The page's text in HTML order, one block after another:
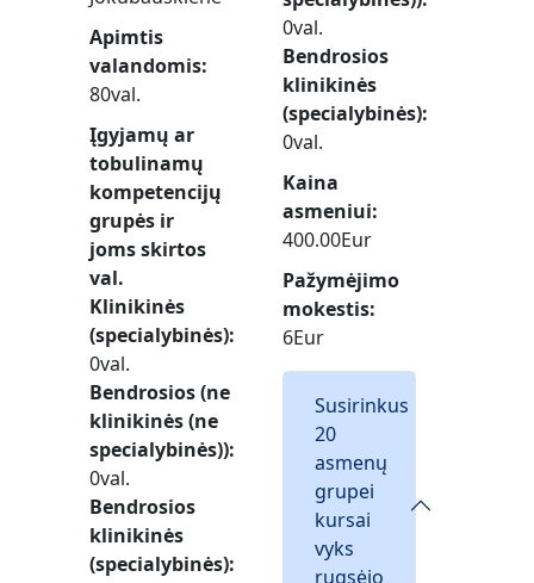
Apimtis
valandomis
80val.
Įgyjamų ar
tobulinamų
kompetencijų
grupės ir
joms skirtos
val.
Klinikinės
(specialybinės)
0val.
Bendrosios (ne
klinikinės (ne
specialybinės))
0val.
Bendrosios
klinikinės
(specialybinės)
0val.
Bendrosios
klinikinės
(specialybinės)
0val.
Kaina
asmeniui
400.00Eur
Pažymėjimo
mokestis
6Eur
Susirinkus
20
asmenų
grupei
kursai
vyks
rugsėjo